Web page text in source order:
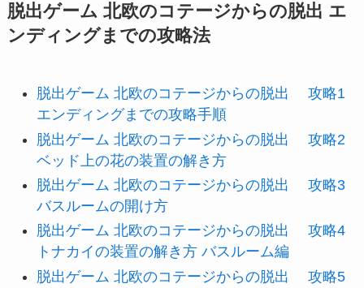
脱出ゲーム 北欧のコテージからの脱出 エ
ンディングまでの攻略法
脱出ゲーム 北欧のコテージからの脱出 攻略1
エンディングまでの攻略手順
脱出ゲーム 北欧のコテージからの脱出 攻略2
ベッド上の花の装置の解き方
脱出ゲーム 北欧のコテージからの脱出 攻略3
バスルームの開け方
脱出ゲーム 北欧のコテージからの脱出 攻略4
トナカイの装置の解き方 バスルーム編
脱出ゲーム 北欧のコテージからの脱出 攻略5